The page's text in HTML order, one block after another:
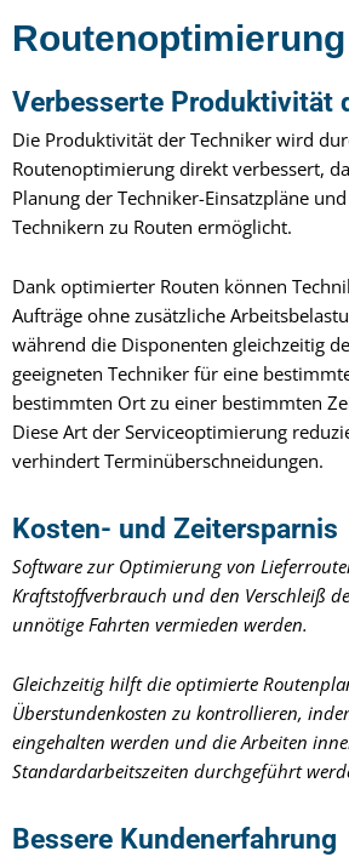
Routenoptimierung
Verbesserte Produktivität
Die Produktivität der Techniker wird
Routenoptimierung direkt verbessert,
Planung der Techniker-Einsatzpläne
Technikern zu Routen ermöglicht.
Dank optimierter Routen können
Aufträge ohne zusätzliche
während die Disponenten gleichzeitig
geeigneten Techniker für eine
bestimmten Ort zu einer bestimmten
Diese Art der Serviceoptimierung
verhindert Terminüberschneidungen.
Kosten- und Zeitersparnis
Software zur Optimierung von
Kraftstoffverbrauch und den Verschleiß
unnötige Fahrten vermieden werden.
Gleichzeitig hilft die optimierte
Überstundenkosten zu kontrollieren,
eingehalten werden und die Arbeiten
Standardarbeitszeiten durchgeführt
Bessere Kundenerfahrung